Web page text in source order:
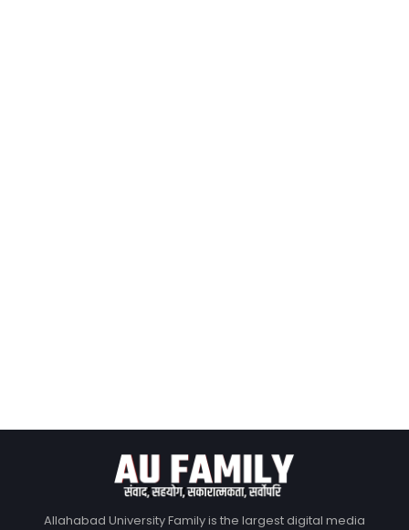
Allahabad University Family is the largest digital media